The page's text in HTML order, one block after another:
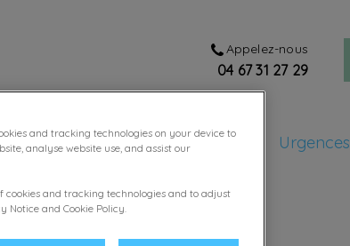
Appelez-nous
04 67 31 27 29
L'équipe Nos services Urgences
and tracking technologies on your device to
analyse website use, and assist our
cookies and tracking technologies and to adjust
Notice and Cookie Policy.